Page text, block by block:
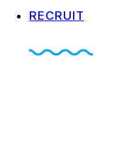
RECRUIT